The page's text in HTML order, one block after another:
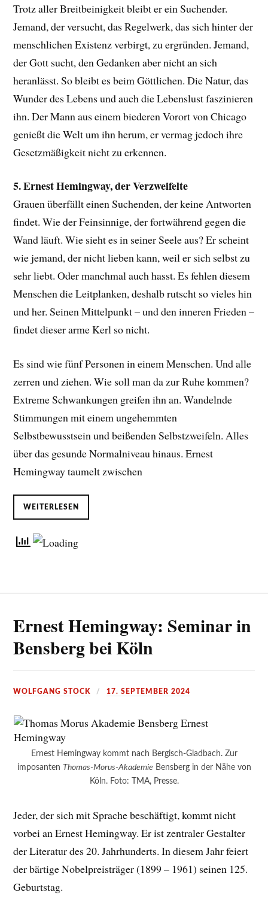
Trotz aller Breitbeinigkeit bleibt er ein Suchender.
Jemand, der versucht, das Regelwerk, das sich hinter der
menschlichen Existenz verbirgt, zu ergründen. Jemand,
der Gott sucht, den Gedanken aber nicht an sich
heranlässt. So bleibt es beim Göttlichen. Die Natur, das
Wunder des Lebens und auch die Lebenslust faszinieren
ihn. Der Mann aus einem biederen Vorort von Chicago
genießt die Welt um ihn herum, er vermag jedoch ihre
Gesetzmäßigkeit nicht zu erkennen.
5. Ernest Hemingway, der Verzweifelte
Grauen überfällt einen Suchenden, der keine Antworten
findet. Wie der Feinsinnige, der fortwährend gegen die
Wand läuft. Wie sieht es in seiner Seele aus? Er scheint
wie jemand, der nicht lieben kann, weil er sich selbst zu
sehr liebt. Oder manchmal auch hasst. Es fehlen diesem
Menschen die Leitplanken, deshalb rutscht so vieles hin
und her. Seinen Mittelpunkt – und den inneren Frieden –
findet dieser arme Kerl so nicht.
Es sind wie fünf Personen in einem Menschen. Und alle
zerren und ziehen. Wie soll man da zur Ruhe kommen?
Extreme Schwankungen greifen ihn an. Wandelnde
Stimmungen mit einem ungehemmten
Selbstbewusstsein und beißenden Selbstzweifeln. Alles
über das gesunde Normalniveau hinaus. Ernest
Hemingway taumelt zwischen
WEITERLESEN
Ernest Hemingway: Seminar in
Bensberg bei Köln
WOLFGANG STOCK 17. SEPTEMBER 2024
Ernest Hemingway kommt nach Bergisch-Gladbach. Zur
imposanten Thomas-Morus-Akademie Bensberg in der Nähe von
Köln. Foto: TMA, Presse.
Jeder, der sich mit Sprache beschäftigt, kommt nicht
vorbei an Ernest Hemingway. Er ist zentraler Gestalter
der Literatur des 20. Jahrhunderts. In diesem Jahr feiert
der bärtige Nobelpreisträger (1899 – 1961) seinen 125.
Geburtstag.